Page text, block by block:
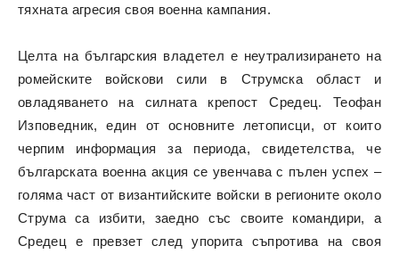
тяхната агресия своя военна кампания.
Целта на българския владетел е неутрализирането на
ромейските войскови сили в Струмска област и
овладяването на силната крепост Средец. Теофан
Изповедник, един от основните летописци, от които
черпим информация за периода, свидетелства, че
българската военна акция се увенчава с пълен успех –
голяма част от византийските войски в регионите около
Струма са избити, заедно със своите командири, а
Средец е превзет след упорита съпротива на своя